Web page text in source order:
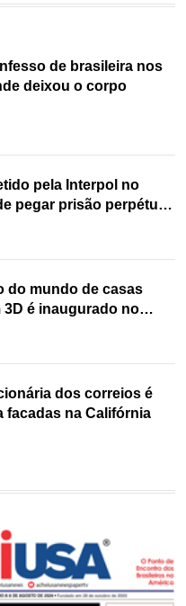
de brasileira nos
deixou o corpo
pela Interpol no
pegar prisão perpétua
do mundo de casas
3D é inaugurado no
dos correios é
facadas na Califórnia